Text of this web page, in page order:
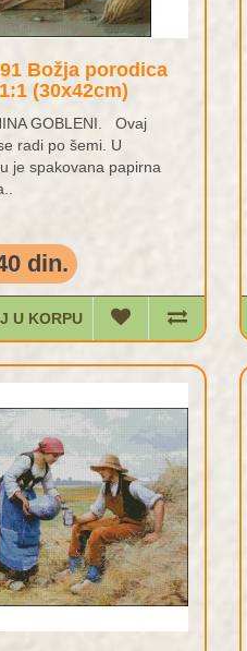
Božja porodica
1:1 (30x42cm)
GOBLENI. Ovaj
radi po šemi. U
je spakovana papirna
din.
U KORPU